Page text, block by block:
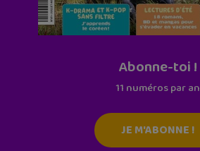
Abonne-toi !
11 numéros par an
JE M'ABONNE !